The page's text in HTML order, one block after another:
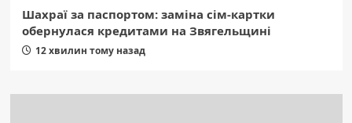
Шахраї за паспортом: заміна сім-картки
обернулася кредитами на Звягельщині
12 хвилин тому назад